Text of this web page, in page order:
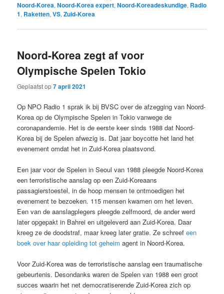
Noord-Korea,Noord-Korea expert,Noord-Koreadeskundige, Radio
1, Raketten,VS,Zuid-Korea
Noord-Korea zegt af voor
Olympische Spelen Tokio
Geplaatst op7 april 2021
Op NPO Radio 1 sprak ik bij BVSC over de afzegging van Noord-
Korea op de Olympische Spelen in Tokio vanwege de
coronapandemie. Het is de eerste keer sinds 1988 dat Noord-
Korea bij de Spelen afwezig is. Dat jaar boycotte het land het
evenement omdat het in Zuid-Korea plaatsvond.
Een jaar voor de Spelen in Seoul van 1988 pleegde Noord-Korea
een terroristische aanslag op een Zuid-Koreaans
passagierstoestel, in de hoop mensen te ontmoedigen het
evenement te bezoeken. 115 mensen kwamen om het leven.
Een van de aanslagplegers pleegde zelfmoord, de ander werd
later opgepakt in Bahrei en uitgeleverd aan Zuid-Korea. Daar
kreeg ze de doodstraf, maar kreeg later gratie. Ze schreefeen
boek over haar opleiding tot geheim agent in Noord-Korea.
Voor Zuid-Korea was de terroristische aanslag een traumatische
gebeurtenis. Desondanks waren de Spelen van 1988 een groot
succes waarin het net democratiserende Zuid-Korea zich op